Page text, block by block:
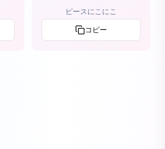
ピースにこにこ
コピー